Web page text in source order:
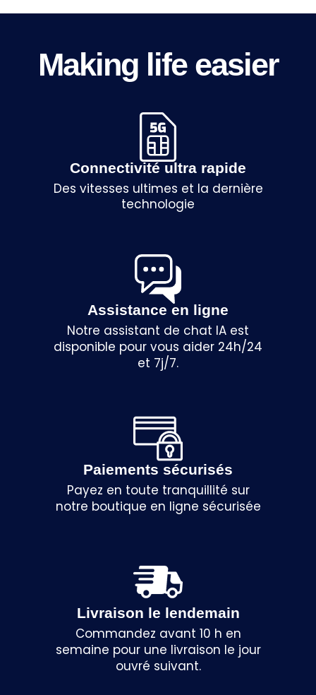
Making life easier
Connectivité ultra rapide
Des vitesses ultimes et la dernière
technologie
Assistance en ligne
Notre assistant de chat IA est
disponible pour vous aider 24h/24
et 7j/7.
Paiements sécurisés
Payez en toute tranquillité sur
notre boutique en ligne sécurisée
Livraison le lendemain
Commandez avant 10 h en
semaine pour une livraison le jour
ouvré suivant.